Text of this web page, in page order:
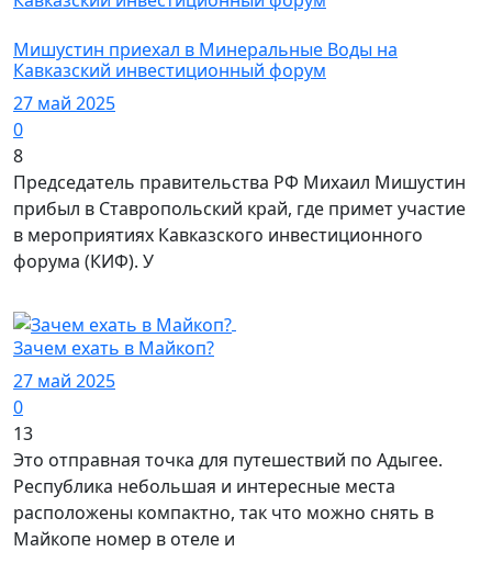
Мишустин приехал в Минеральные Воды на
Кавказский инвестиционный форум
27 май 2025
0
8
Председатель правительства РФ Михаил Мишустин
прибыл в Ставропольский край, где примет участие
в мероприятиях Кавказского инвестиционного
форума (КИФ). У
Зачем ехать в Майкоп?
27 май 2025
0
13
Это отправная точка для путешествий по Адыгее.
Республика небольшая и интересные места
расположены компактно, так что можно снять в
Майкопе номер в отеле и